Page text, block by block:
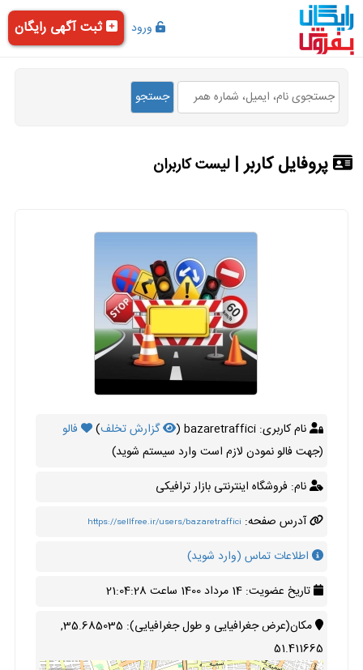
ورود ثبت آگهی رایگان
پروفایل کاربر |لیست کاربران
نام کاربری: bazaretraffici ( گزارش تخلف)
فالو
(جهت فالو نمودن لازم است وارد سیستم شوید)
نام: فروشگاه اینترنتی بازار ترافیکی
آدرس صفحه: https://sellfree.ir/users/bazaretraffici
اطلاعات تماس (وارد شوید)
تاریخ عضویت: 14 مرداد 1400 ساعت 21:04:28
مکان(عرض جغرافیایی و طول جغرافیایی): 35.685035,
51.411665